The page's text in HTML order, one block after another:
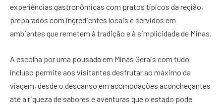
experiências gastronômicas com pratos típicos da região,
preparados com ingredientes locais e servidos em
ambientes que remetem à tradição e à simplicidade de Minas.
A escolha por uma pousada em Minas Gerais com tudo
incluso permite aos visitantes desfrutar ao máximo da
viagem, desde o descanso em acomodações aconchegantes
até a riqueza de sabores e aventuras que o estado pode